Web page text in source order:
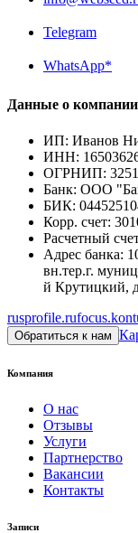
Telegram
WhatsApp*
Данные о компании
ИП: Иванов
ИНН:
ОГРНИП:
Банк: ООО
БИК:
Корр. счет:
Расчетный
Адрес банка:
вн.тер.г.
й Крутицкий,
rusprofile.ru
Обратиться к нам
Компания
О нас
Отзывы
Услуги
Партнерство
Вакансии
Контакты
Записи